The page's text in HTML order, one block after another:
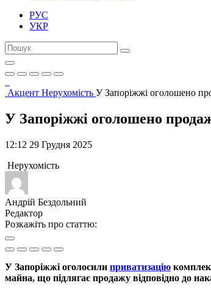
РУС
УКР
Акцент Нерухомість У Запоріжжі оголошено
У Запоріжжі оголошено
12:12 29 Грудня 2025
Нерухомість
Андрій Бездольний
Редактор
Розкажіть про статтю:
У Запоріжжі оголосили приватизацію
майна, що підлягає продажу відповідно до